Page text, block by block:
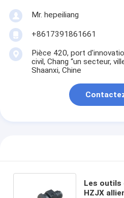
Mr. hepeiliang
+8617391861661
Pièce 420, port
civil, Chang “un secteur,
Shaanxi, Chine
Les outils
HZJX